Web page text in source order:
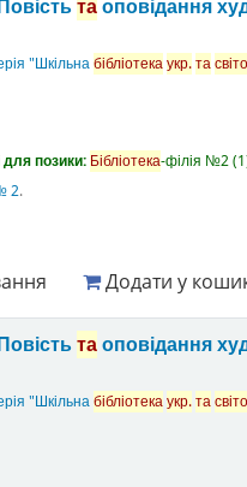
таоповідання
"Шкільнабібліотекаукр.та
для позики: Бібліотека-філія №2
2.
Додати у
таоповідання
"Шкільнабібліотекаукр.та